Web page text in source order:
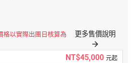
格以實際出團日核算為
更多售價說明
arrow_forward
NT$45,000 元起